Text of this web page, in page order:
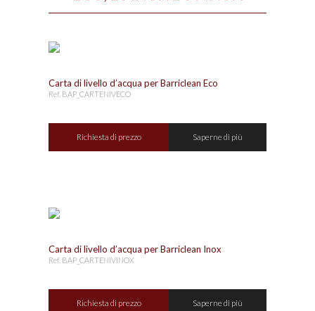
Carta di livello d’acqua per Barriclean Eco
Ref. BAP_CARTENIVECO
Richiesta di prezzo Saperne di più
Carta di livello d’acqua per Barriclean Inox
Ref. BAP_CARTENIVINOX
Richiesta di prezzo Saperne di più